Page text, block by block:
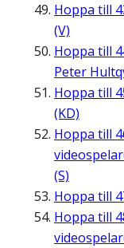
Hoppa till
(V)
Hoppa till
Peter
Hoppa till
(KD)
Hoppa till
(S)
Hoppa till
Hoppa till